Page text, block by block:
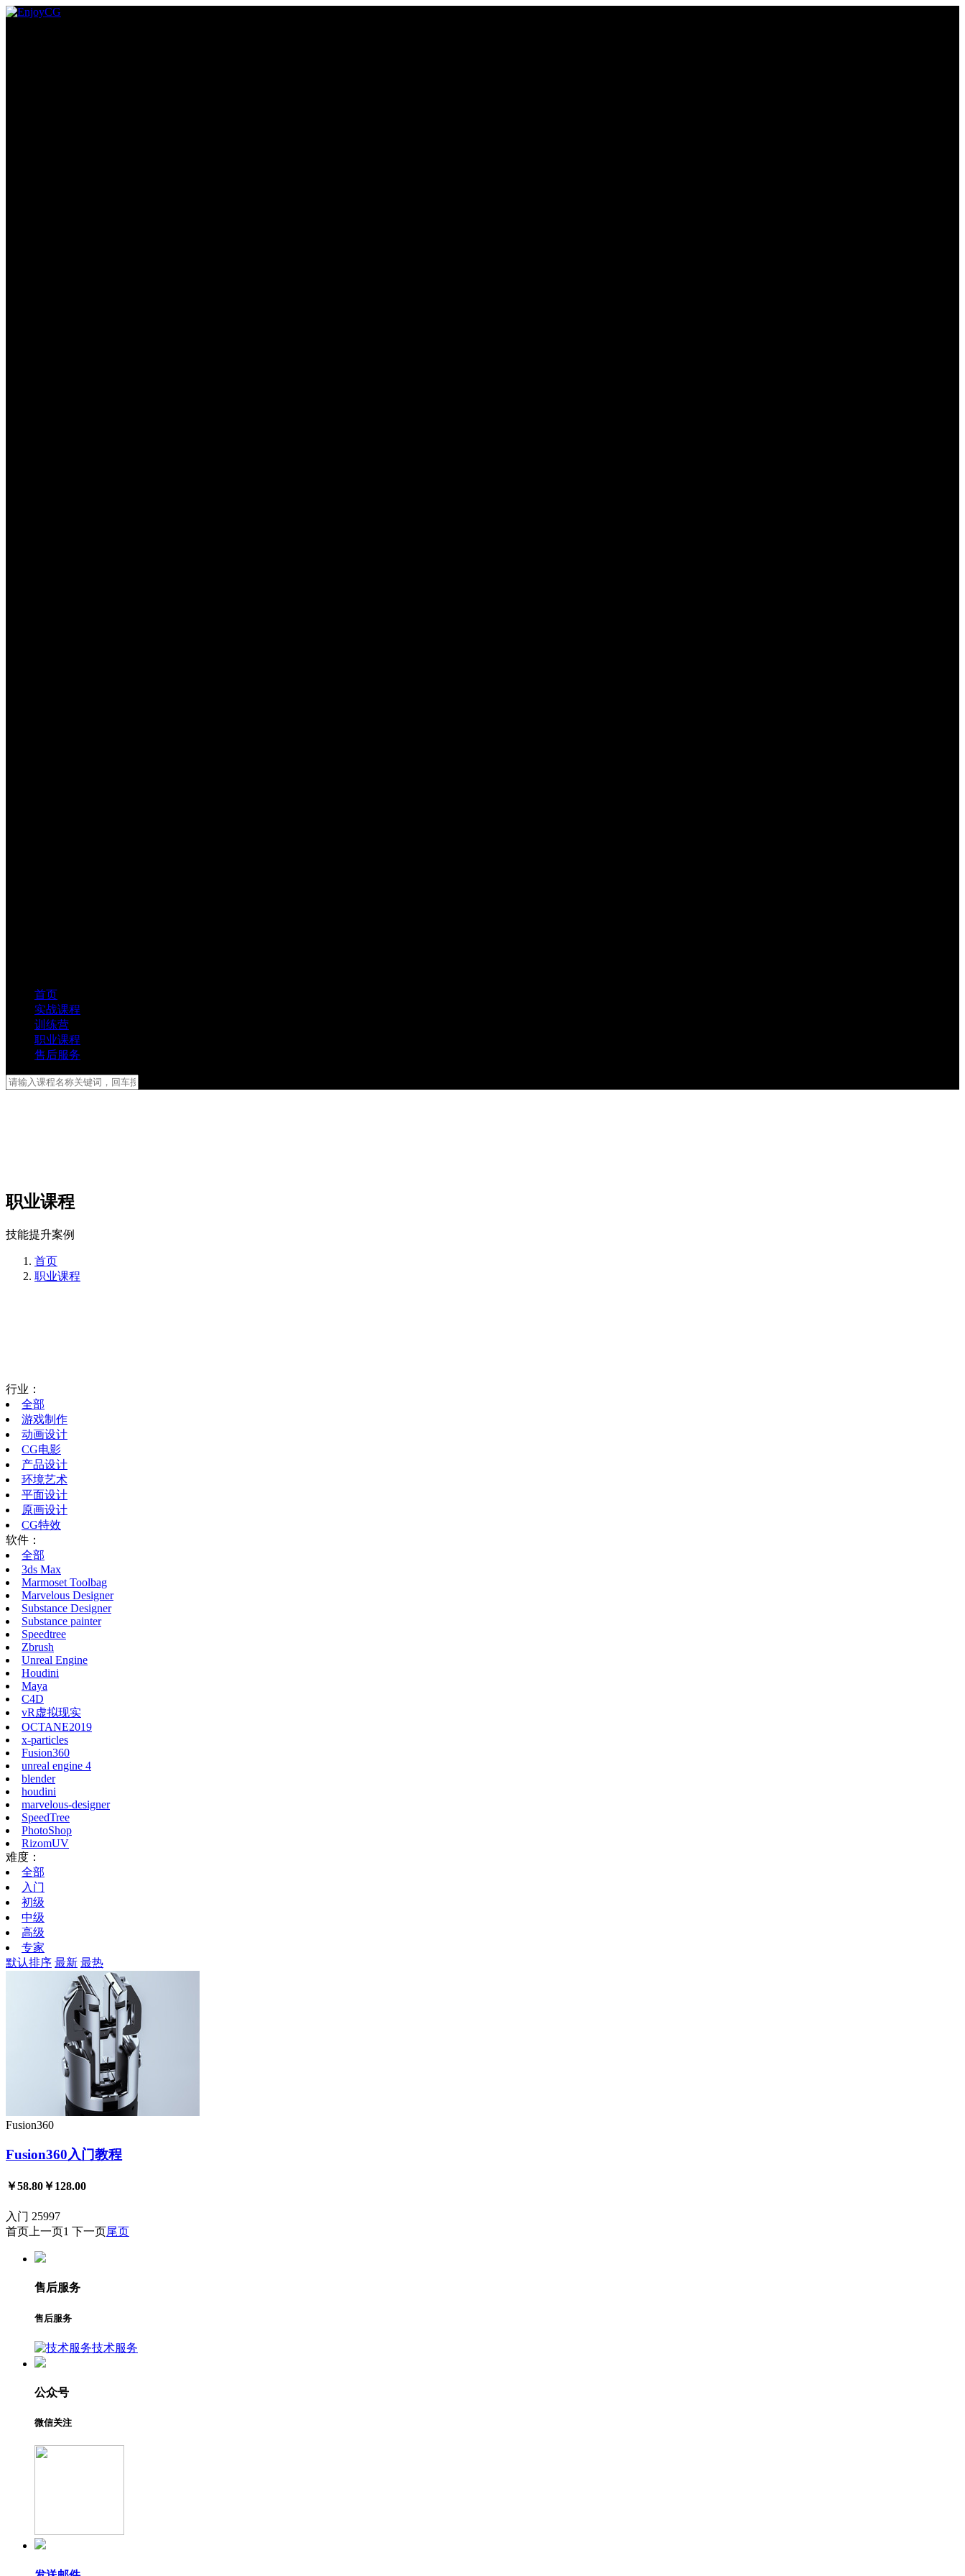
首页
实战课程
训练营
职业课程
售后服务
职业课程
技能提升案例
首页
职业课程
行业：
全部
游戏制作
动画设计
CG电影
产品设计
环境艺术
平面设计
原画设计
CG特效
软件：
全部
3ds Max
Marmoset Toolbag
Marvelous Designer
Substance Designer
Substance painter
Speedtree
Zbrush
Unreal Engine
Houdini
Maya
C4D
vR虚拟现实
OCTANE2019
x-particles
Fusion360
unreal engine 4
blender
houdini
marvelous-designer
SpeedTree
PhotoShop
RizomUV
难度：
全部
入门
初级
中级
高级
专家
默认排序 最新 最热
Fusion360
Fusion360入门教程
￥58.80￥128.00
入门 25997
首页 上一页1 下一页尾页
售后服务
售后服务
技术服务
公众号
微信关注